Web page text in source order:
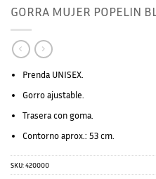
GORRA MUJER POPELIN
Prenda UNISEX.
Gorro ajustable.
Trasera con goma.
Contorno aprox.: 53 cm.
SKU:420000